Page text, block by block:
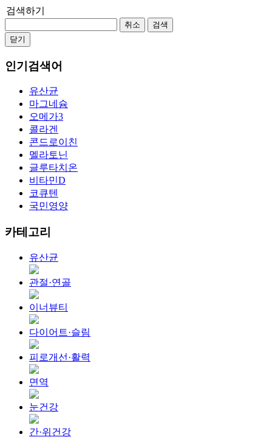
검색하기
취소
검색
닫기
인기검색어
유산균
마그네슘
오메가3
콜라겐
콘드로이친
멜라토닌
글루타치온
비타민D
코큐텐
국민영양
카테고리
유산균
관절·연골
이너뷰티
다이어트·슬림
피로개선·활력
면역
눈건강
간·위건강